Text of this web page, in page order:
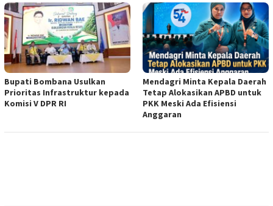
Bupati Bombana Usulkan
Prioritas Infrastruktur kepada
Komisi V DPR RI
Mendagri Minta Kepala Daerah
Tetap Alokasikan APBD untuk
PKK Meski Ada Efisiensi
Anggaran